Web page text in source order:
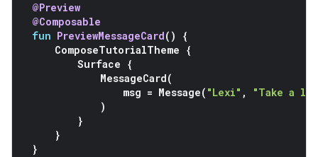
@Preview
@Composable
fun PreviewMessageCard()
{
ComposeTutorialTheme {
Surface {
MessageCard(
msg = Message( "Lexi" ,
"Take a
)
}
}
}